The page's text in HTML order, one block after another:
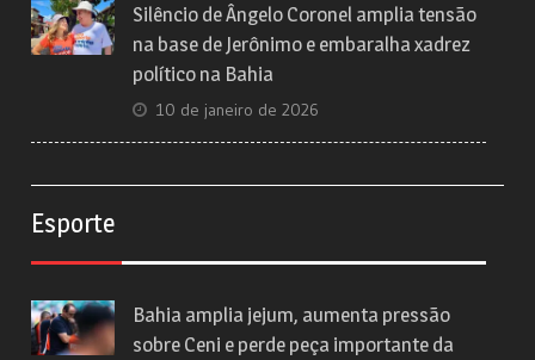
Silêncio de Ângelo Coronel amplia tensão
na base de Jerônimo e embaralha xadrez
político na Bahia
10 de janeiro de 2026
Esporte
Bahia amplia jejum, aumenta pressão
sobre Ceni e perde peça importante da